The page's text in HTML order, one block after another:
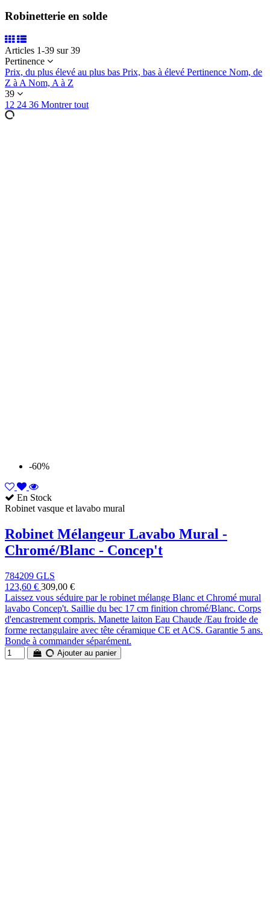
Robinetterie en solde
Articles 1-39 sur 39
Pertinence
Prix, du plus élevé au plus bas Prix, bas à élevé Pertinence Nom, de
Z à A Nom, A à Z
39
12 24 36 Montrer tout
-60%
En Stock
Robinet vasque et lavabo mural
Robinet Mélangeur Lavabo Mural -
Chromé/Blanc - Concep't
784209 GLS
123,60 € 309,00 €
Laissez vous séduire par le robinet mélange Blanc et Chromé mural
lavabo Concep't. Saillie du bec 17 cm finition chromé/Blanc. Corps
d'encastrement compris. Manette laiton Eau Chaude /Eau froide de
forme rectangulaire avec tête céramique CE et ACS. Garantie 5 ans.
Bonde à commander séparément.
Ajouter au panier